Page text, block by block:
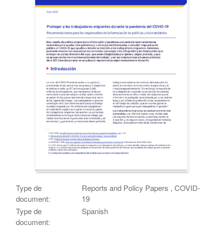
Type de
document:
Reports and Policy Papers , COVID-
19
Type de
document:
Spanish